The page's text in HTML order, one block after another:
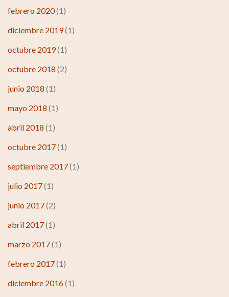
febrero 2020(1)
diciembre 2019(1)
octubre 2019(1)
octubre 2018 (2)
junio 2018 (1)
mayo 2018 (1)
abril 2018 (1)
octubre 2017(1)
septiembre 2017(1)
julio 2017(1)
junio 2017(2)
abril 2017(1)
marzo 2017(1)
febrero 2017(1)
diciembre 2016(1)